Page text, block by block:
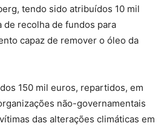
tendo sido atribuídos 10 mil
de recolha de fundos para
capaz de remover o óleo da
150 mil euros, repartidos, em
não-governamentais
das alterações climáticas em